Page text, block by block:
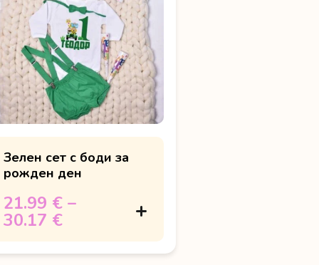
Зелен сет с боди за
рожден ден
21.99 € –
30.17 €